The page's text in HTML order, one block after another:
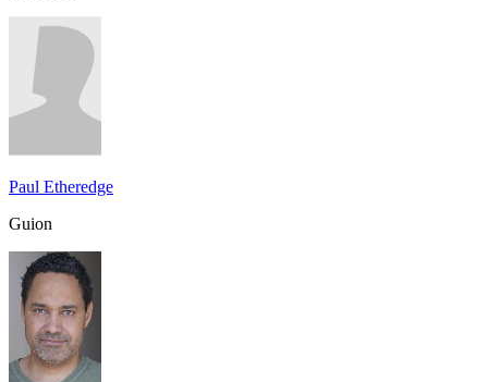
Paul Etheredge
Guion